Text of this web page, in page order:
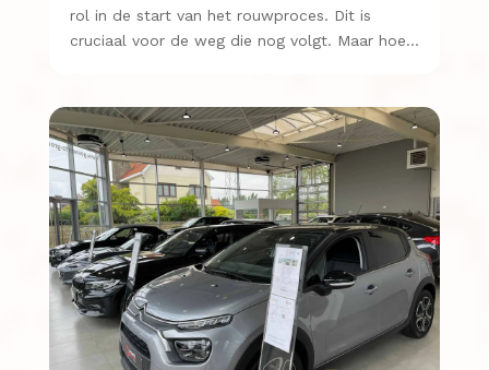
rol in de start van het rouwproces. Dit is
cruciaal voor de weg die nog volgt. Maar hoe…